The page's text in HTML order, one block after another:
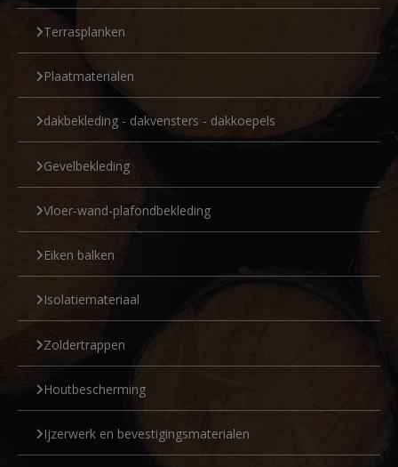
Terrasplanken
Plaatmaterialen
dakbekleding - dakvensters - dakkoepels
Gevelbekleding
Vloer-wand-plafondbekleding
Eiken balken
Isolatiemateriaal
Zoldertrappen
Houtbescherming
Ijzerwerk en bevestigingsmaterialen